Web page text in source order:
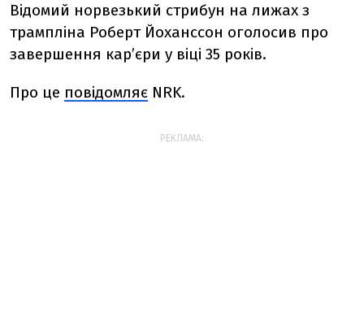
Відомий норвезький стрибун на лижах з
трампліна Роберт Йоханссон оголосив про
завершення кар’єри у віці 35 років.
Про це повідомляє NRK.
РЕКЛАМА: